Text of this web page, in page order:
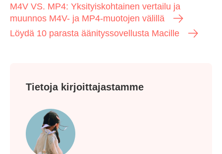
M4V VS. MP4: Yksityiskohtainen vertailu ja
muunnos M4V- ja MP4-muotojen välillä
Löydä 10 parasta äänityssovellusta Macille
Tietoja kirjoittajastamme